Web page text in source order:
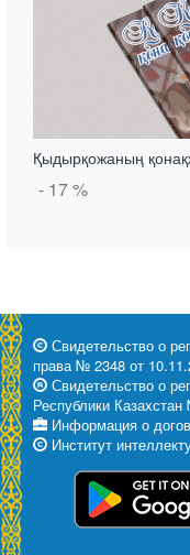
Қыдырқожаның
- 17 %
Свидетельство о
права № 2348 от
Свидетельство о
Республики
Информация о
Институт